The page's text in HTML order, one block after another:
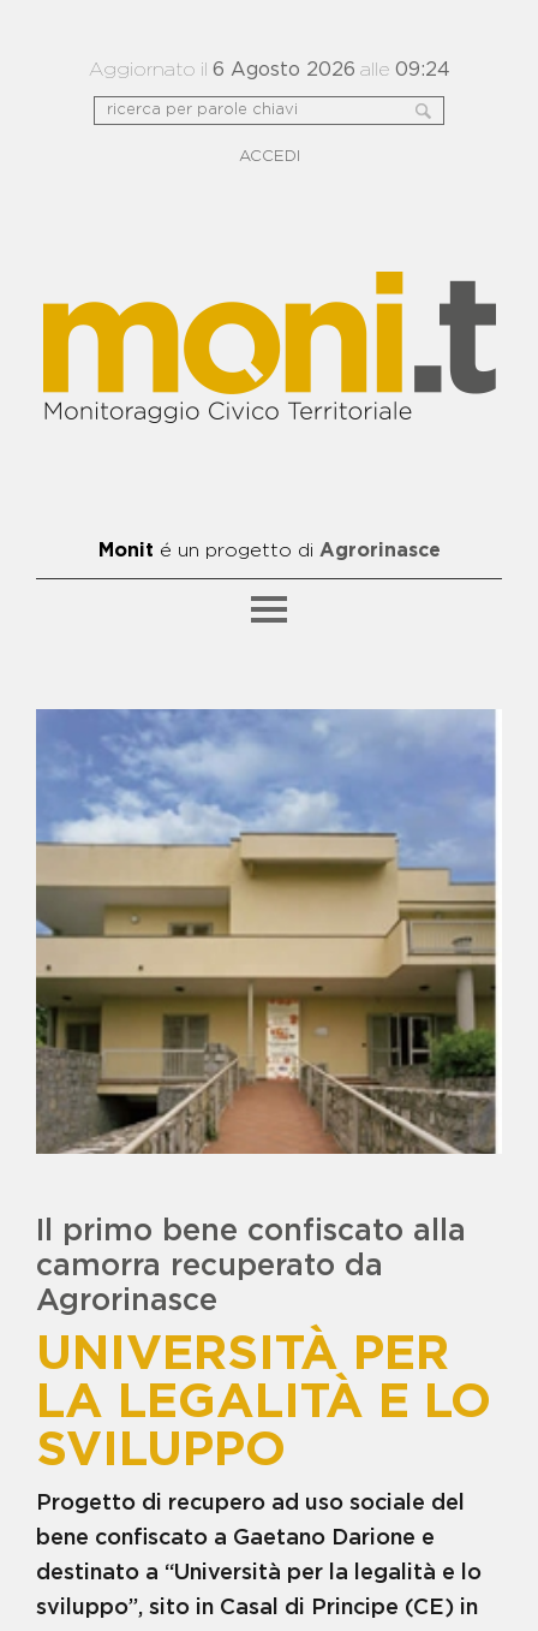
Aggiornato il 6 Agosto 2026 alle 09:24
ACCEDI
Monit é un progetto di Agrorinasce
BENE ALFIERO
BENE ANIELLO BIDOGNETTI E
FRANCESCO SCHIAVONE -
FATTORIA "META"
BENE ANTONIO ZAGARIA
BENE BIDOGNETTI - CAMPO DI
CALCETTO E AREA GIOCHI
BENE CAPALDO - CENTRO
BENE CATERINO - CENTRO DI
AGGREGAZIONE E GRUPPO DI
ACQUISTO
BENE CICCIARIELLO - ASILO
NIDO, PUNTO LUCE E SPAZIO
MAMMA
BENE COMPAGNONE
BENE D'ALESSANDRO -
RESIDENZIALE PER MINORI IN
BENE ELIO DIANA - TERRENO
AGRICOLO
BENE ERNESTO BARDELLINO -
CASERMA DEI CARABINIERI
BENE FRANCESCO SCHIAVONE
- ISOLA ECOLOGICA
BENE FRANCESCO SCHIAVONE
CICCIARIELLO IN LOCALITA'
VIGNALE
BENE FRANCESCO SCHIAVONE
SANDOKAN - TERRENI LOC.
FERRANDELLE
SCHIAVONE - CENTRO DI
BENE GIOVANNI GAROFALO
SFOGLIA PER ARGOMENTO
VISITA LA GALLERY
camorra recuperato da
Agrorinasce
UNIVERSITÀ PER
LA LEGALITÀ E LO
SVILUPPO
Progetto di recupero ad uso sociale del
bene confiscato a Gaetano Darione e
destinato a “Università per la legalità e lo
sviluppo”, sito in Casal di Principe (CE) in